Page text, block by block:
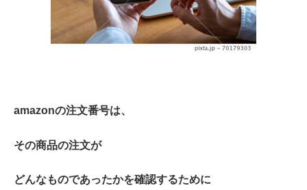
amazonの注文番号は、
その商品の注文が
どんなものであったかを確認するために